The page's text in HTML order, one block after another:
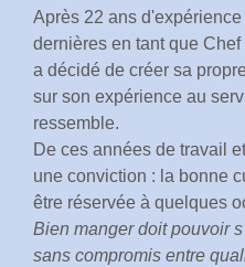
Après 22 ans
dernières en tant que
a décidé de créer sa
sur son expérience au
ressemble.
De ces années de travail
une conviction : la bonne
être réservée à quelques
Bien manger doit pouvoir
sans compromis entre